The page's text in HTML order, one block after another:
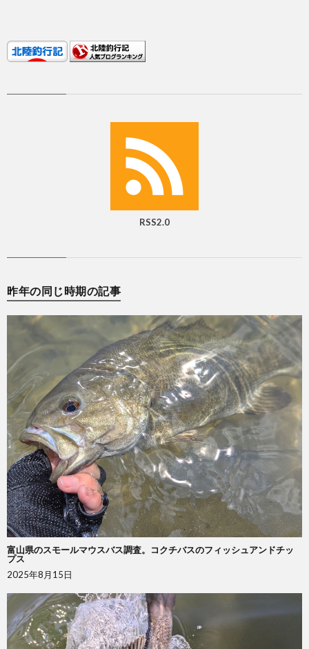
RSS2.0
昨年の同じ時期の記事
富山県のスモールマウスバス調査。コクチバスのフィッシュアンドチッ
プス
2025年8月15日